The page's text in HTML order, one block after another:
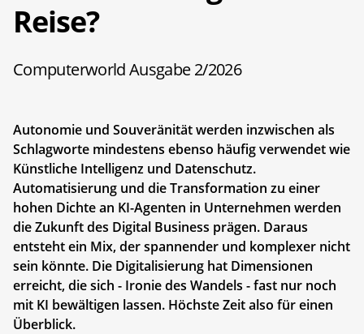
Reise?
Computerworld Ausgabe 2/2026
Autonomie und Souveränität werden inzwischen als
Schlagworte mindestens ebenso häufig verwendet wie
Künstliche Intelligenz und Datenschutz.
Automatisierung und die Transformation zu einer
hohen Dichte an KI-Agenten in Unternehmen werden
die Zukunft des Digital Business prägen. Daraus
entsteht ein Mix, der spannender und komplexer nicht
sein könnte. Die Digitalisierung hat Dimensionen
erreicht, die sich - Ironie des Wandels - fast nur noch
mit KI bewältigen lassen. Höchste Zeit also für einen
Überblick.